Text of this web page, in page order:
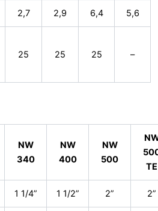
2,7 2,9 6,4 5,6
25 25 25 –
NW
340
NW
400
NW
500
TE
1 1/4” 1 1/2” 2” 2”